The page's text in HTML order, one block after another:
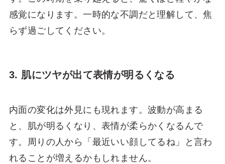
感覚になります。一時的な不調だと理解して、焦
らず過ごしてください。
3. 肌にツヤが出て表情が明るくなる
内面の変化は外見にも現れます。波動が高まる
と、肌が明るくなり、表情が柔らかくなるんで
す。周りの人から「最近いい顔してるね」と言わ
れることが増えるかもしれません。